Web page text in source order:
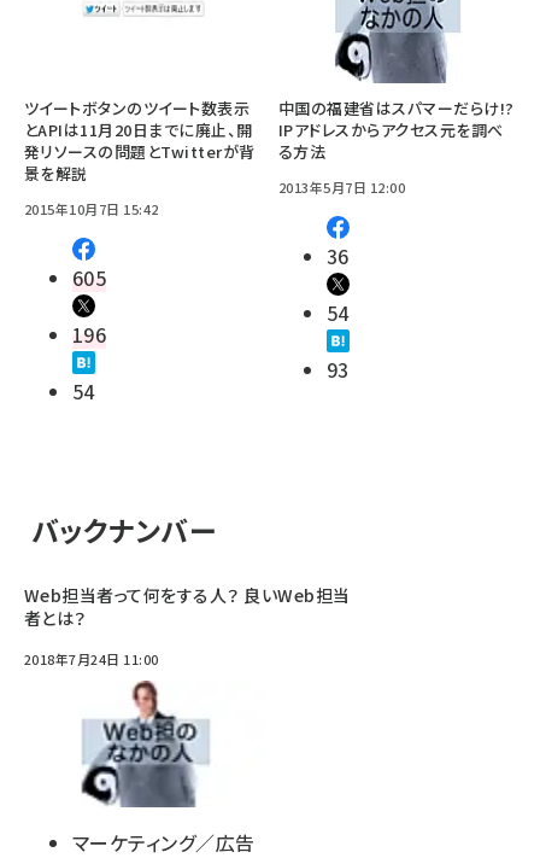
ツイートボタンのツイート数表示
とAPIは11月20日までに廃止、開
発リソースの問題とTwitterが背
景を解説
2015年10月7日 15:42
605
196
54
中国の福建省はスパマーだらけ!?
IPアドレスからアクセス元を調べ
る方法
2013年5月7日 12:00
36
54
93
バックナンバー
Web担当者って何をする人？ 良いWeb担当
者とは？
2018年7月24日 11:00
マーケティング／広告